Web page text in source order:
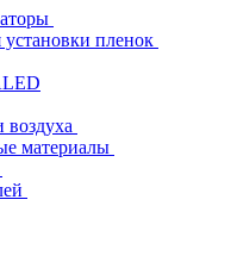
пленок
материалы